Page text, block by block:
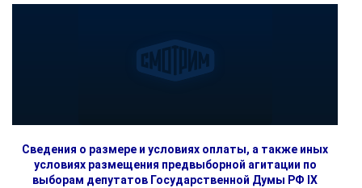
Сведения о размере и условиях оплаты, а также иных
условиях размещения предвыборной агитации по
выборам депутатов Государственной Думы РФ IX